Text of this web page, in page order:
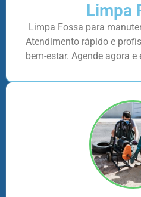
Limpa
Limpa Fossa para
Atendimento rápido e
bem-estar. Agende agora